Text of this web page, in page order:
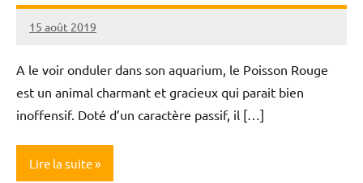
15 août 2019
Lauriane
A le voir onduler dans son aquarium, le Poisson Rouge
est un animal charmant et gracieux qui parait bien
inoffensif. Doté d’un caractère passif, il […]
Lire la suite